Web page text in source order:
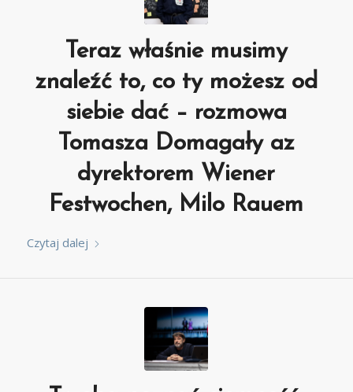
Teraz właśnie musimy
znaleźć to, co ty możesz od
siebie dać – rozmowa
Tomasza Domagały az
dyrektorem Wiener
Festwochen, Milo Rauem
Czytaj dalej